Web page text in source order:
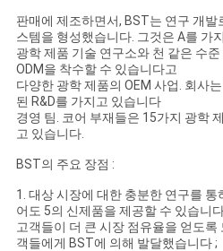
판매에 제조하면서, BST는 연구 개발
스템을 형성했습니다. 그것은 A를 가
광학 제품 기술 연구소와 천 같은 수
ODM을 착수할 수 있습니다고
다양한 광학 제품의 OEM 사업. 회사
된 R&D를 가지고 있습니다
경영 팀. 코어 부재들은 15가지 광학
고 있습니다.
BST의 주요 장점 :
1. 대상 시장에 대한 충분한 연구를 통
어도 5의 신제품을 제공할 수 있습니
고객들이 더 큰 시장 점유율을 얻도록
객들에게 BST에 의해 발달했습니다 ;